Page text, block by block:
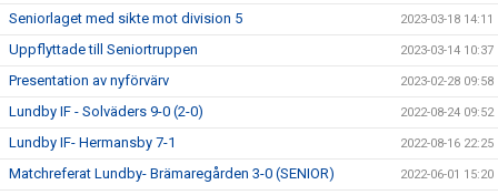
Seniorlaget med sikte mot division 5 2023-03-18 14:11
Uppflyttade till Seniortruppen 2023-03-14 10:37
Presentation av nyförvärv 2023-02-28 09:58
Lundby IF - Solväders 9-0 (2-0) 2022-08-24 09:52
Lundby IF- Hermansby 7-1 2022-08-16 22:25
Matchreferat Lundby- Brämaregården 3-0 (SENIOR) 2022-06-01 15:20